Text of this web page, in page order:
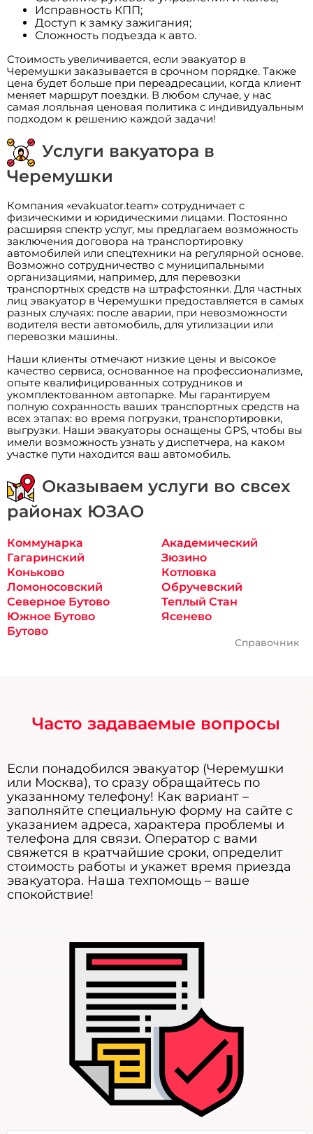
Исправность КПП;
Доступ к замку зажигания;
Сложность подъезда к авто.
Стоимость увеличивается, если эвакуатор в
Черемушки заказывается в срочном порядке. Также
цена будет больше при переадресации, когда клиент
меняет маршрут поездки. В любом случае, у нас
самая лояльная ценовая политика с индивидуальным
подходом к решению каждой задачи!
Услуги вакуатора в
Черемушки
Компания «evakuator.team» сотрудничает с
физическими и юридическими лицами. Постоянно
расширяя спектр услуг, мы предлагаем возможность
заключения договора на транспортировку
автомобилей или спецтехники на регулярной основе.
Возможно сотрудничество с муниципальными
организациями, например, для перевозки
транспортных средств на штрафстоянки. Для частных
лиц эвакуатор в Черемушки предоставляется в самых
разных случаях: после аварии, при невозможности
водителя вести автомобиль, для утилизации или
перевозки машины.
Наши клиенты отмечают низкие цены и высокое
качество сервиса, основанное на профессионализме,
опыте квалифицированных сотрудников и
укомплектованном автопарке. Мы гарантируем
полную сохранность ваших транспортных средств на
всех этапах: во время погрузки, транспортировки,
выгрузки. Наши эвакуаторы оснащены GPS, чтобы вы
имели возможность узнать у диспетчера, на каком
участке пути находится ваш автомобиль.
Оказываем услуги во свсех
районах ЮЗАО
Коммунарка
Академический
Гагаринский
Зюзино
Коньково
Котловка
Ломоносовский
Обручевский
Северное Бутово
Теплый Стан
Южное Бутово
Ясенево
Бутово
Справочник
Часто задаваемые вопросы
Если понадобился эвакуатор (Черемушки
или Москва), то сразу обращайтесь по
указанному телефону! Как вариант –
заполняйте специальную форму на сайте с
указанием адреса, характера проблемы и
телефона для связи. Оператор с вами
свяжется в кратчайшие сроки, определит
стоимость работы и укажет время приезда
эвакуатора. Наша техпомощь – ваше
спокойствие!